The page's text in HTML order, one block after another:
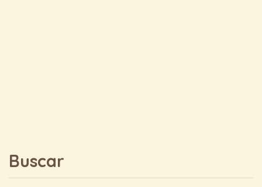
Buscar